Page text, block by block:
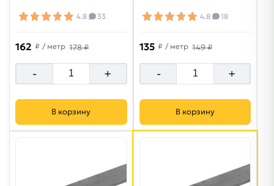
4.8 33
162 ₽ / метр 178 ₽
- +
В корзину
4.8 18
135 ₽ / метр 149 ₽
- +
В корзину